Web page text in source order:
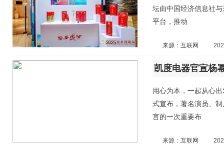
坛由中国经济信息社
平台，推动
来源：互联网
用心为本，一起从心
式宣布，著名演员、
言的一次重要布
来源：互联网